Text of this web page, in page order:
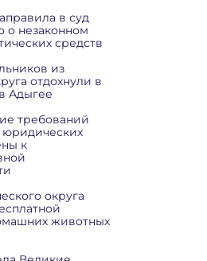
в суд
о незаконном
средств
из
отдохнули в
Адыгее
требований
юридических
к
округа
животных